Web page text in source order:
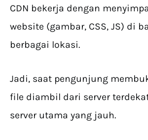
CDN bekerja dengan
website (gambar, CSS, JS) di
berbagai lokasi.
Jadi, saat pengunjung
file diambil dari server
server utama yang jauh.